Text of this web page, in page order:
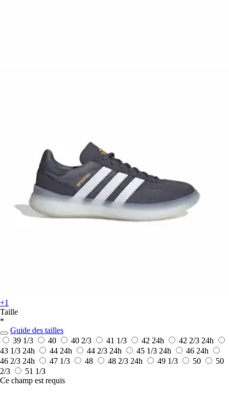
+1
Taille
*
Guide des tailles
39 1/3
40 40 2/3 41 1/3 42 24h 42 2/3 24h
43 1/3 24h 44 24h 44 2/3 24h 45 1/3 24h 46 24h
46 2/3 24h 47 1/3 48 48 2/3 24h 49 1/3 50
50
2/3
51 1/3
Ce champ est requis